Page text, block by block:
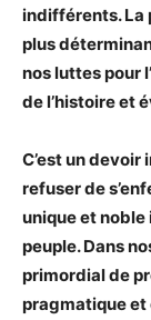
indifférents. La
plus
nos luttes pour
de l’histoire et
C’est un
refuser de
unique et
peuple. Dans
primordial de
pragmatique et